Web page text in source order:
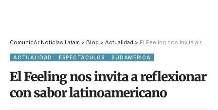
ComunicAr Noticias Latam > Blog > Actualidad > El Feeling nos invita a reflexionar con sabor latinoamericano
ACTUALIDAD ESPECTÁCULOS SUDAMERICA
El Feeling nos invita a reflexionar
con sabor latinoamericano